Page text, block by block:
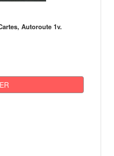
Autoroute 1v.